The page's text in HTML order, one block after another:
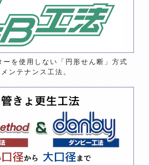
ーを使用しない「円形せん断」方式
ンテナンス工法。